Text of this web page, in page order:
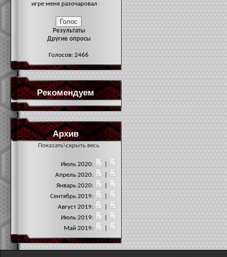
игре меня разочаровал
Результаты
Другие опросы
Голосов: 2466
Рекомендуем
Архив
Показать\скрыть весь
Июль 2020:
Апрель 2020:
Январь 2020:
Сентябрь 2019:
Август 2019:
Июль 2019:
Май 2019: